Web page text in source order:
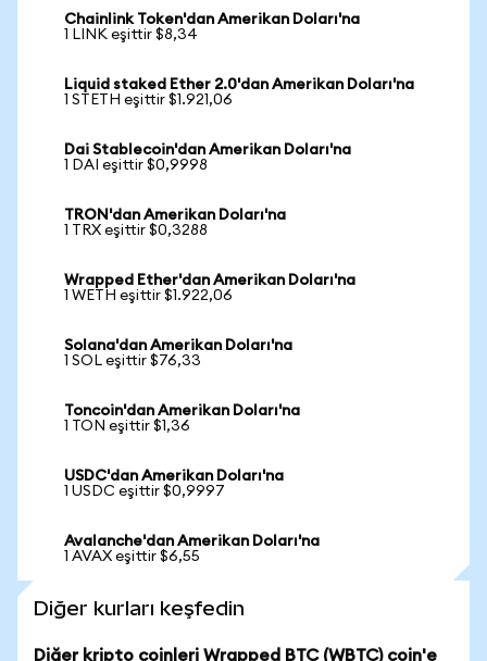
Chainlink Token'dan Amerikan Doları'na
1 LINK eşittir $8,34
Liquid staked Ether 2.0'dan Amerikan Doları'na
1 STETH eşittir $1.921,06
Dai Stablecoin'dan Amerikan Doları'na
1 DAI eşittir $0,9998
TRON'dan Amerikan Doları'na
1 TRX eşittir $0,3288
Wrapped Ether'dan Amerikan Doları'na
1 WETH eşittir $1.922,06
Solana'dan Amerikan Doları'na
1 SOL eşittir $76,33
Toncoin'dan Amerikan Doları'na
1 TON eşittir $1,36
USDC'dan Amerikan Doları'na
1 USDC eşittir $0,9997
Avalanche'dan Amerikan Doları'na
1 AVAX eşittir $6,55
Diğer kurları keşfedin
Diğer kripto coinleri Wrapped BTC (WBTC) coin'e